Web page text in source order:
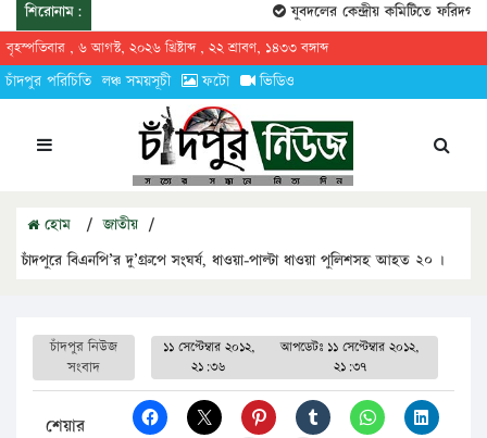
শিরোনাম: যুবদলের কেন্দ্রীয় কমিটিতে
বৃহস্পতিবার , ৬ আগস্ট, ২০২৬ খ্রিষ্টাব্দ , ২২ শ্রাবণ, ১৪৩৩ বঙ্গাব্দ
চাঁদপুর পরিচিতি লঞ্চ সময়সূচী ফটো ভিডিও
হোম / জাতীয় /
চাঁদপুরে বিএনপি’র দু’গ্রুপে সংঘর্ষ, ধাওয়া-পাল্টা ধাওয়া পুলিশসহ আহত ২০ ।
চাঁদপুর নিউজ
সংবাদ
১১ সেপ্টেম্বার ২০১২,
২১:৩৬
আপডেটঃ ১১ সেপ্টেম্বার ২০১২,
২১:৩৭
শেয়ার